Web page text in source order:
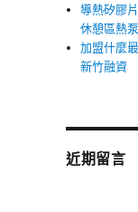
導熱矽膠
休憩區熱
加盟什麼
新竹融資
近期留言